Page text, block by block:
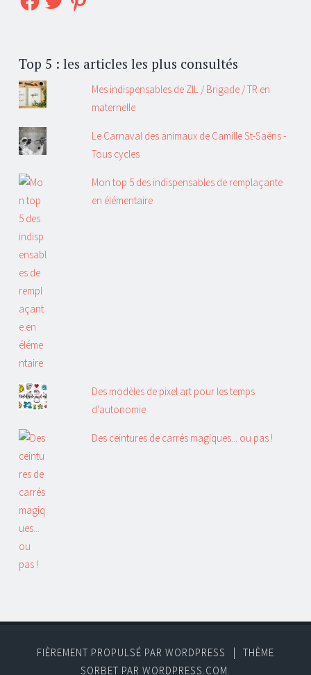
Top 5 : les articles les plus consultés
Mes indispensables de ZIL / Brigade / TR en
maternelle
Le Carnaval des animaux de Camille St-Saëns -
Tous cycles
Mon top 5 des indispensables de remplaçante
en élémentaire
Des modèles de pixel art pour les temps
d'autonomie
Des ceintures de carrés magiques... ou pas !
FIÈREMENT PROPULSÉ PAR WORDPRESS
THÈME
SORBET PAR WORDPRESS.COM.